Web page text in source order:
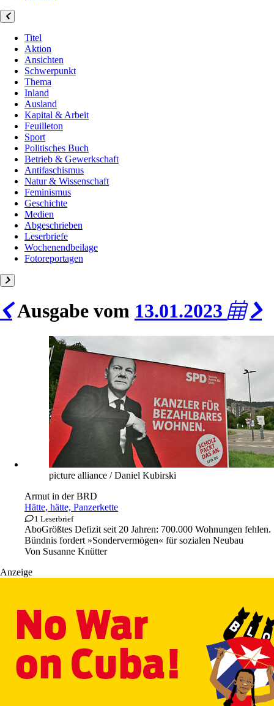
Titel
Aktion
Ansichten
Schwerpunkt
Thema
Inland
Ausland
Kapital & Arbeit
Feuilleton
Sport
Politisches Buch
Betrieb & Gewerkschaft
Antifaschismus
Natur & Wissenschaft
Feminismus
Geschichte
Medien
Abgeschrieben
Leserbriefe
Wochenendbeilage
Fotoreportagen
Ausgabe vom 13.01.2023
picture alliance / Daniel Kubirski
Armut in der BRD
Hätte, hätte, Panzerkette
1 Leserbrief
AboGrößtes Defizit seit 20 Jahren: 700.000 Wohnungen fehlen.
Bündnis fordert »Sondervermögen« für sozialen Neubau
Von Susanne Knütter
Anzeige